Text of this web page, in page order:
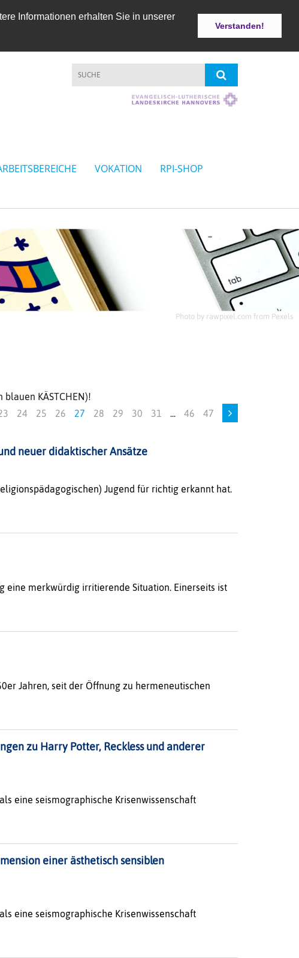
Informationen erhalten Sie in unserer
Verstanden!
VOKATION
RPI-SHOP
Photo by rawpixel.com from Pexels
KÄSTCHEN)!
24 25 26 27 28 29 30 31 ... 46 47
neuer didaktischer Ansätze
Jugend für richtig erkannt hat.
eine merkwürdig irritierende Situation. Einerseits ist
Jahren, seit der Öffnung zu hermeneutischen
zu Harry Potter, Reckless und anderer
eine seismographische Krisenwissenschaft
einer ästhetisch sensiblen
eine seismographische Krisenwissenschaft